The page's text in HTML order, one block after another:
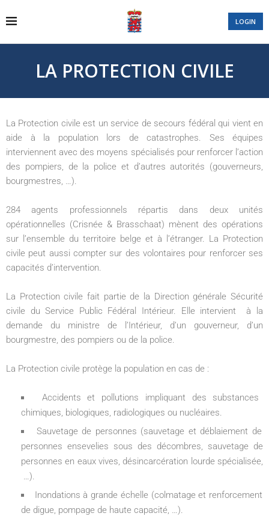
LOGIN
LA PROTECTION CIVILE
La Protection civile est un service de secours fédéral qui vient en
aide à la population lors de catastrophes. Ses équipes
interviennent avec des moyens spécialisés pour renforcer l’action
des pompiers, de la police et d’autres autorités (gouverneurs,
bourgmestres, …).
284 agents professionnels répartis dans deux unités
opérationnelles (Crisnée & Brasschaat) mènent des opérations
sur l’ensemble du territoire belge et à l’étranger. La Protection
civile peut aussi compter sur des volontaires pour renforcer ses
capacités d’intervention.
La Protection civile fait partie de la Direction générale Sécurité
civile du Service Public Fédéral Intérieur. Elle intervient à la
demande du ministre de l’Intérieur, d’un gouverneur, d’un
bourgmestre, des pompiers ou de la police.
La Protection civile protège la population en cas de :
Accidents et pollutions impliquant des substances
chimiques, biologiques, radiologiques ou nucléaires.
Sauvetage de personnes (sauvetage et déblaiement de
personnes ensevelies sous des décombres, sauvetage de
personnes en eaux vives, désincarcération lourde spécialisée,
…).
Inondations à grande échelle (colmatage et renforcement
de digue, pompage de haute capacité, …).